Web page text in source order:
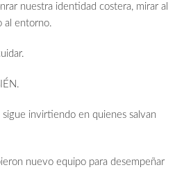
nuestra identidad costera, mirar al
al entorno.
sigue invirtiendo en quienes salvan
nuevo equipo para desempeñar